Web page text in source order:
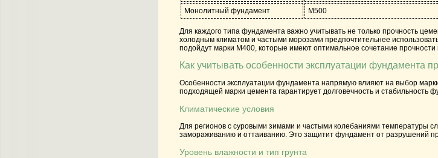
Монолитный фундамент
М500
Для каждого типа фундамента важно учитывать не только прочность
холодным климатом и частыми морозами предпочтительнее
подойдут марки М400 , которые имеют оптимальное сочетание прочности
Как учитывать особенности эксплуатации фундамента
Особенности эксплуатации фундамента напрямую влияют на выбор
подходящей марки цемента гарантирует долговечность и стабильность
Климатические условия
Для регионов с суровыми зимами и частыми колебаниями температуры
замораживанию и оттаиванию. Это защитит фундамент от разрушений
Уровень влажности и тип грунта